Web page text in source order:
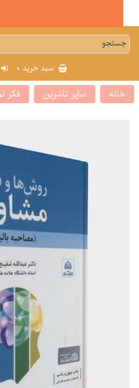
سبد خرید0 ورود
سایر ناشرین فکر نو